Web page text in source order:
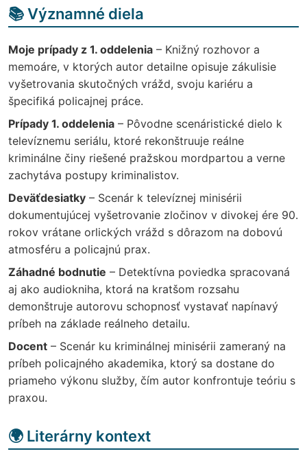
📚 Významné diela
Moje prípady z 1. oddelenia – Knižný rozhovor a
memoáre, v ktorých autor detailne opisuje zákulisie
vyšetrovania skutočných vrážd, svoju kariéru a
špecifiká policajnej práce.
Prípady 1. oddelenia – Pôvodne scenáristické dielo k
televíznemu seriálu, ktoré rekonštruuje reálne
kriminálne činy riešené pražskou mordpartou a verne
zachytáva postupy kriminalistov.
Deväťdesiatky – Scenár k televíznej minisérii
dokumentujúcej vyšetrovanie zločinov v divokej ére 90.
rokov vrátane orlických vrážd s dôrazom na dobovú
atmosféru a policajnú prax.
Záhadné bodnutie – Detektívna poviedka spracovaná
aj ako audiokniha, ktorá na kratšom rozsahu
demonštruje autorovu schopnosť vystavať napínavý
príbeh na základe reálneho detailu.
Docent – Scenár ku kriminálnej minisérii zameraný na
príbeh policajného akademika, ktorý sa dostane do
priameho výkonu služby, čím autor konfrontuje teóriu s
praxou.
🌍 Literárny kontext